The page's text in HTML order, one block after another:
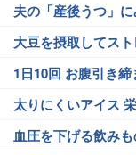
夫の「産後うつ」
大豆を摂取してス
1日10回 お腹引き
太りにくいアイス
血圧を下げる飲み